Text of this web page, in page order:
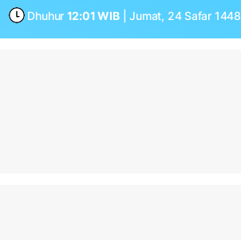
Dhuhur 12:01 WIB | Jumat, 24 Safar 1448